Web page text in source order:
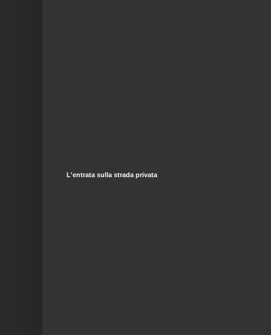
L'entrata sulla strada privata